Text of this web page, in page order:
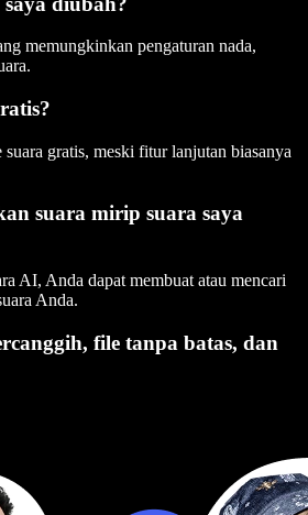
memungkinkan pengaturan nada,
suara gratis, meski fitur lanjutan biasanya
suara mirip suara saya
AI, Anda dapat membuat atau mencari
Anda.
file tanpa batas, dan